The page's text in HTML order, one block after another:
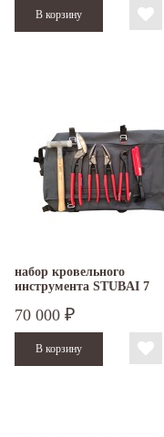
прямоугольных металлических
набор кровельного
инструмента STUBAI 7
70 000 ₽